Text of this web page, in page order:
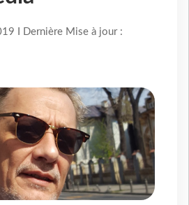
I Dernière Mise à jour :